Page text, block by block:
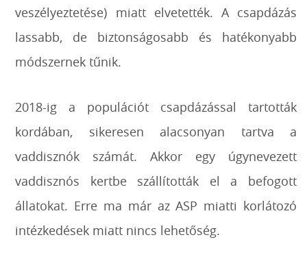
veszélyeztetése) miatt elvetették. A csapdázás
lassabb, de biztonságosabb és hatékonyabb
módszernek tűnik.
2018-ig a populációt csapdázással tartották
kordában, sikeresen alacsonyan tartva a
vaddisznók számát. Akkor egy úgynevezett
vaddisznós kertbe szállították el a befogott
állatokat. Erre ma már az ASP miatti korlátozó
intézkedések miatt nincs lehetőség.